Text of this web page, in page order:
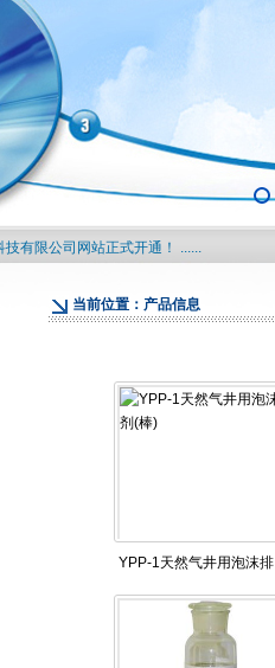
有限公司网站正式开通！ ......
当前位置：产品信息
YPP-1天然气井用泡沫排